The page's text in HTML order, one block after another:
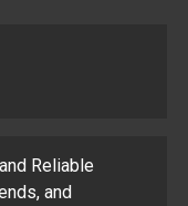
Reliable
and